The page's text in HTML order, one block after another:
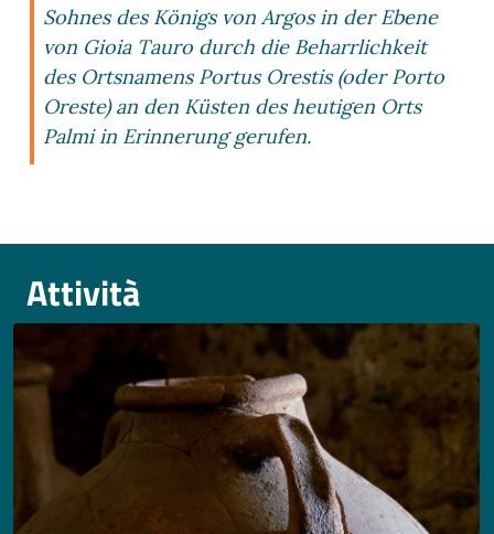
Sohnes des Königs von Argos in der Ebene
von Gioia Tauro durch die Beharrlichkeit
des Ortsnamens Portus Orestis (oder Porto
Oreste) an den Küsten des heutigen Orts
Palmi in Erinnerung gerufen.
Attività